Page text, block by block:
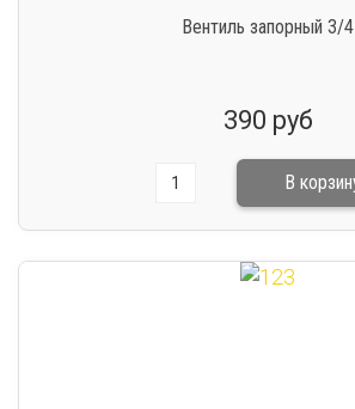
Вентиль запорный 3/4
390 руб